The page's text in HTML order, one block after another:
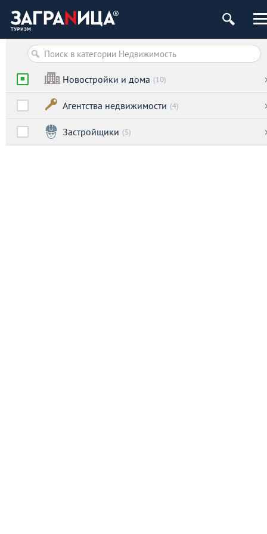
Новостройки и дома (10)
Агентства недвижимости (4)
Застройщики (5)